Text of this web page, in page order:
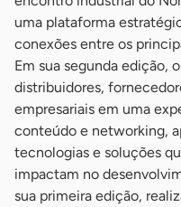
uma plataforma
conexões entre os
Em sua segunda edição,
distribuidores,
empresariais em uma
conteúdo e networking,
tecnologias e soluções
impactam no
sua primeira edição,